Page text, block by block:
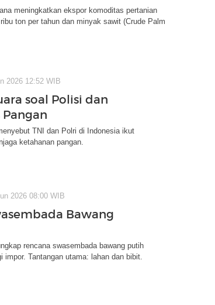
meningkatkan ekspor komoditas pertanian
ton per tahun dan minyak sawit (Crude Palm
2026 12:52 WIB
soal Polisi dan
TNI dan Polri di Indonesia ikut
ketahanan pangan.
2026 08:00 WIB
Bawang
rencana swasembada bawang putih
impor. Tantangan utama: lahan dan bibit.